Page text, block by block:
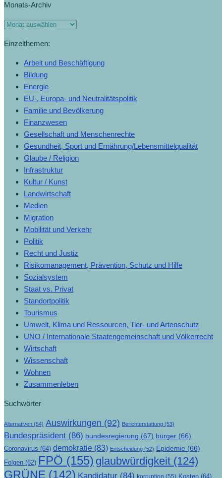
Monats-Archiv
Monats-
Einzelthemen:
Arbeit und Beschäftigung
Bildung
Energie
EU-, Europa- und Neutralitätspolitik
Familie und Bevölkerung
Finanzwesen
Gesellschaft und Menschenrechte
Gesundheit, Sport und Ernährung/Lebensmittelqualität
Glaube / Religion
Infrastruktur
Kultur / Kunst
Landwirtschaft
Medien
Migration
Mobilität und Verkehr
Politik
Recht und Justiz
Risikomanagement, Prävention, Schutz und Hilfe
Sozialsystem
Staat vs. Privat
Standortpolitik
Tourismus
Umwelt, Klima und Ressourcen, Tier- und Artenschutz
UNO / Internationale Staatengemeinschaft und Völkerrecht
Wirtschaft
Wissenschaft
Wohnen
Zusammenleben
Suchwörter
Alternativen (54) Auswirkungen (92) Berichterstattung (53)
Bundespräsident (86) bundesregierung (67) bürger (66)
Coronavirus (64) demokratie (83) Entscheidung (52) Epidemie (66)
Folgen (62) FPÖ (155) glaubwürdigkeit (124)
GRÜNE (142) Kandidatur (84) korruption (55) Kosten (64)